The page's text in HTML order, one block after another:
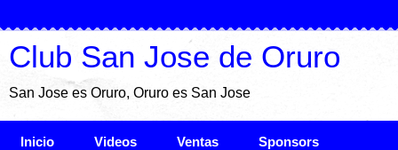
Club San Jose de Oruro
San Jose es Oruro, Oruro es San Jose
Inicio Videos Ventas Sponsors